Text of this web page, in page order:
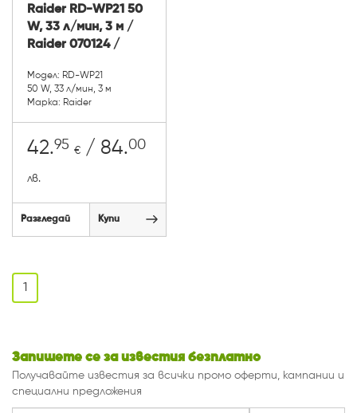
Raider RD-WP21 50
W, 33 л/мин, 3 м /
Raider 070124 /
Модел: RD-WP21
50 W, 33 л/мин, 3 м
Марка: Raider
42.95 € / 84.00
лв.
Разгледай Купи
1
Запишете се за известия безплатно
Получавайте известия за всички промо оферти, кампании и
специални предложения